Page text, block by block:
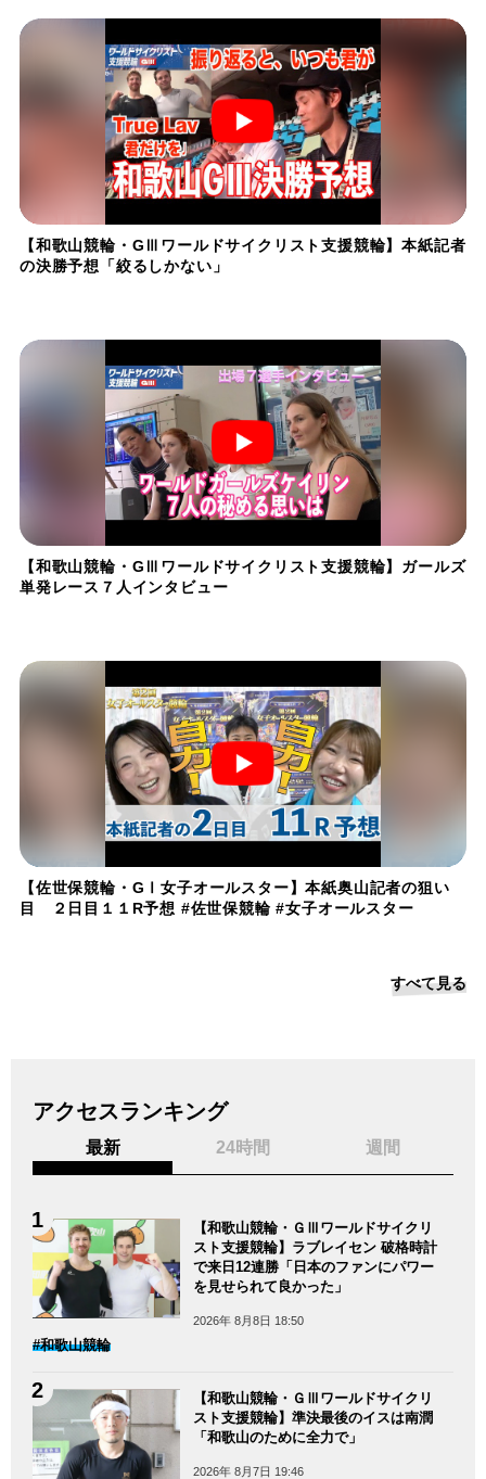
【和歌山競輪・GⅢワールドサイクリスト支援競輪】本紙記者
の決勝予想「絞るしかない」
【和歌山競輪・GⅢワールドサイクリスト支援競輪】ガールズ
単発レース７人インタビュー
【佐世保競輪・GⅠ女子オールスター】本紙奥山記者の狙い
目 ２日目１１R予想 #佐世保競輪 #女子オールスター
すべて見る
アクセスランキング
最新 24時間 週間
【和歌山競輪・ＧⅢワールドサイクリ
スト支援競輪】ラブレイセン 破格時計
で来日12連勝「日本のファンにパワー
を見せられて良かった」
2026年 8月8日 18:50
#和歌山競輪
【和歌山競輪・ＧⅢワールドサイクリ
スト支援競輪】準決最後のイスは南潤
「和歌山のために全力で」
2026年 8月7日 19:46